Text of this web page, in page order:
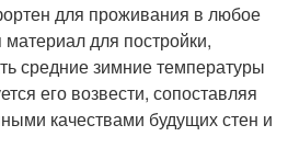
для проживания в любое
для постройки,
средние зимние температуры
его возвести, сопоставляя
качествами будущих стен и